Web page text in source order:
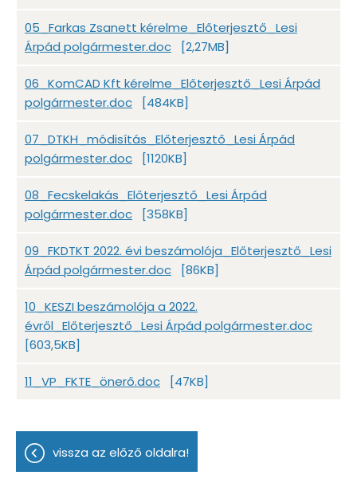
05_Farkas Zsanett kérelme_Előterjesztő_Lesi
Árpád polgármester.doc
[2,27MB]
06_KomCAD Kft kérelme_Előterjesztő_Lesi Árpád
polgármester.doc
[484KB]
07_DTKH_módisítás_Előterjesztő_Lesi Árpád
polgármester.doc
[1120KB]
08_Fecskelakás_Előterjesztő_Lesi Árpád
polgármester.doc
[358KB]
09_FKDTKT 2022. évi beszámolója_Előterjesztő_Lesi
Árpád polgármester.doc
[86KB]
10_KESZI beszámolója a 2022.
évről_Előterjesztő_Lesi Árpád polgármester.doc
[603,5KB]
11_VP_FKTE_önerő.doc [47KB]
vissza az előző oldalra!